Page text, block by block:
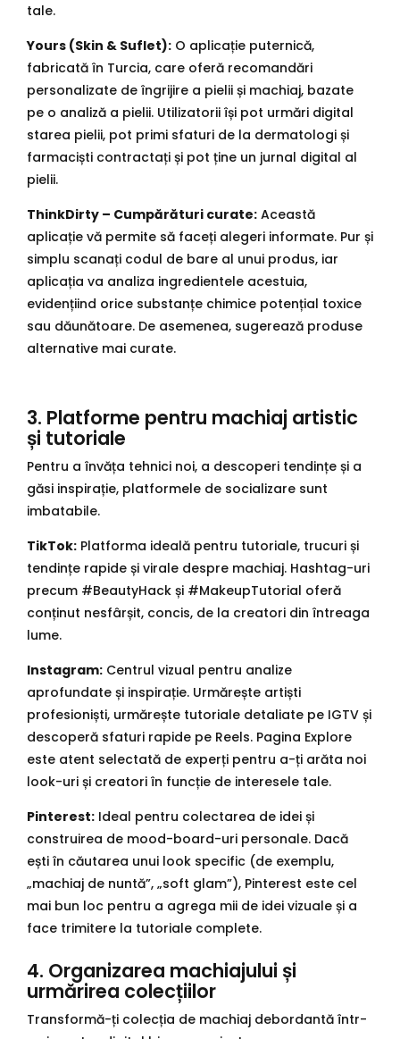
tale.
Yours (Skin & Suflet): O aplicație puternică,
fabricată în Turcia, care oferă recomandări
personalizate de îngrijire a pielii și machiaj, bazate
pe o analiză a pielii. Utilizatorii își pot urmări digital
starea pielii, pot primi sfaturi de la dermatologi și
farmaciști contractați și pot ține un jurnal digital al
pielii.
ThinkDirty – Cumpărături curate: Această
aplicație vă permite să faceți alegeri informate. Pur și
simplu scanați codul de bare al unui produs, iar
aplicația va analiza ingredientele acestuia,
evidențiind orice substanțe chimice potențial toxice
sau dăunătoare. De asemenea, sugerează produse
alternative mai curate.
3. Platforme pentru machiaj artistic
și tutoriale
Pentru a învăța tehnici noi, a descoperi tendințe și a
găsi inspirație, platformele de socializare sunt
imbatabile.
TikTok: Platforma ideală pentru tutoriale, trucuri și
tendințe rapide și virale despre machiaj. Hashtag-uri
precum #BeautyHack și #MakeupTutorial oferă
conținut nesfârșit, concis, de la creatori din întreaga
lume.
Instagram: Centrul vizual pentru analize
aprofundate și inspirație. Urmărește artiști
profesioniști, urmărește tutoriale detaliate pe IGTV și
descoperă sfaturi rapide pe Reels. Pagina Explore
este atent selectată de experți pentru a-ți arăta noi
look-uri și creatori în funcție de interesele tale.
Pinterest: Ideal pentru colectarea de idei și
construirea de mood-board-uri personale. Dacă
ești în căutarea unui look specific (de exemplu,
„machiaj de nuntă”, „soft glam”), Pinterest este cel
mai bun loc pentru a agrega mii de idei vizuale și a
face trimitere la tutoriale complete.
4. Organizarea machiajului și
urmărirea colecțiilor
Transformă-ți colecția de machiaj debordantă într-